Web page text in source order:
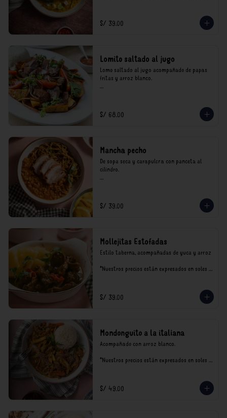
S/ 39.00
Lomito saltado al jugo
Lomo saltado al jugo acompañado de papas
fritas y arroz blanco.
consumo.
S/ 68.00
Mancha pecho
De sopa seca y carapulcra con panceta al
cilindro.
consumo.
S/ 39.00
Mollejitas Estofadas
Estilo taberna, acompañadas de yuca y arroz
*Nuestros precios están expresados en soles e
S/ 39.00
Mondonguito a la italiana
Acompañado con arroz blanco.
*Nuestros precios están expresados en soles e
S/ 49.00